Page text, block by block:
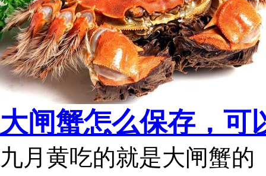
大闸蟹怎么保存，可
九月黄吃的就是大闸蟹